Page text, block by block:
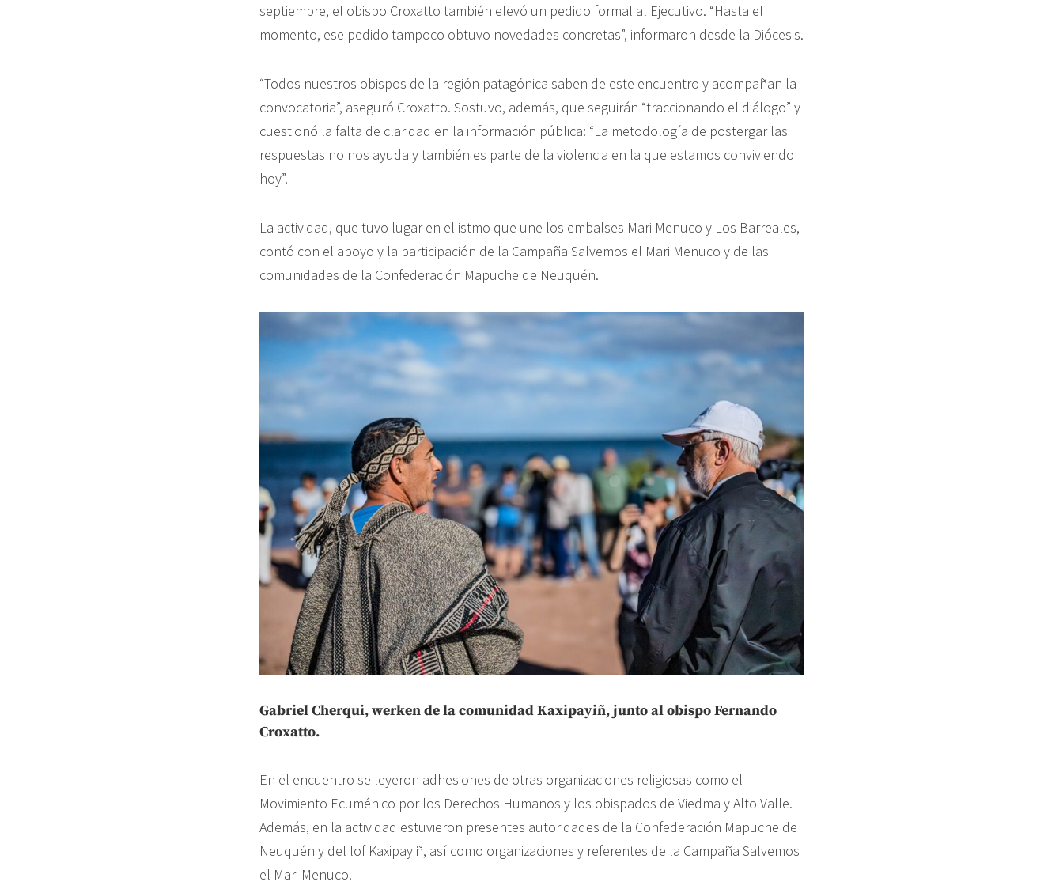
septiembre, el obispo Croxatto también elevó un pedido formal al Ejecutivo. “Hasta el
momento, ese pedido tampoco obtuvo novedades concretas”, informaron desde la Diócesis.
“Todos nuestros obispos de la región patagónica saben de este encuentro y acompañan la
convocatoria”, aseguró Croxatto. Sostuvo, además, que seguirán “traccionando el diálogo” y
cuestionó la falta de claridad en la información pública: “La metodología de postergar las
respuestas no nos ayuda y también es parte de la violencia en la que estamos conviviendo
hoy”.
La actividad, que tuvo lugar en el istmo que une los embalses Mari Menuco y Los Barreales,
contó con el apoyo y la participación de la Campaña Salvemos el Mari Menuco y de las
comunidades de la Confederación Mapuche de Neuquén.
Gabriel Cherqui, werken de la comunidad Kaxipayiñ, junto al obispo Fernando
Croxatto.
En el encuentro se leyeron adhesiones de otras organizaciones religiosas como el
Movimiento Ecuménico por los Derechos Humanos y los obispados de Viedma y Alto Valle.
Además, en la actividad estuvieron presentes autoridades de la Confederación Mapuche de
Neuquén y del lof Kaxipayiñ, así como organizaciones y referentes de la Campaña Salvemos
el Mari Menuco.